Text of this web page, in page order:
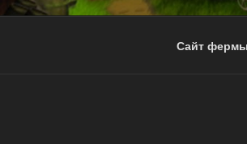
Сайт фермы